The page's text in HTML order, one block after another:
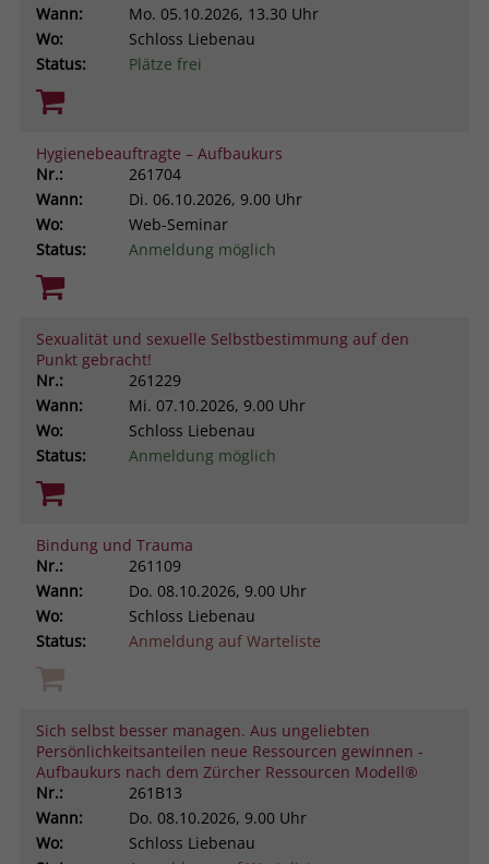
Wann:
Mo. 05.10.2026, 13.30 Uhr
Wo:
Schloss Liebenau
Status:
Plätze frei
Hygienebeauftragte – Aufbaukurs
Nr.:
261704
Wann:
Di. 06.10.2026, 9.00 Uhr
Wo:
Web-Seminar
Status:
Anmeldung möglich
Sexualität und sexuelle Selbstbestimmung auf den
Punkt gebracht!
Nr.:
261229
Wann:
Mi. 07.10.2026, 9.00 Uhr
Wo:
Schloss Liebenau
Status:
Anmeldung möglich
Bindung und Trauma
Nr.:
261109
Wann:
Do. 08.10.2026, 9.00 Uhr
Wo:
Schloss Liebenau
Status:
Anmeldung auf Warteliste
Sich selbst besser managen. Aus ungeliebten
Persönlichkeitsanteilen neue Ressourcen gewinnen -
Aufbaukurs nach dem Zürcher Ressourcen Modell®
Nr.:
261B13
Wann:
Do. 08.10.2026, 9.00 Uhr
Wo:
Schloss Liebenau